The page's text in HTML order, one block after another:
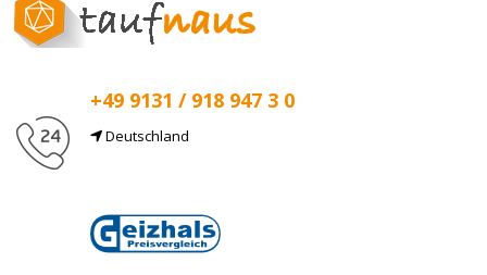
+49 9131 / 918 947 3 0
Deutschland